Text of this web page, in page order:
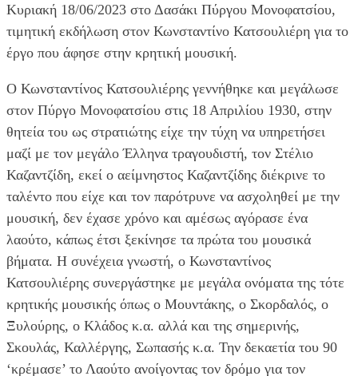
Κυριακή 18/06/2023 στο Δασάκι Πύργου Μονοφατσίου,
τιμητική εκδήλωση στον Κωνσταντίνο Κατσουλιέρη για το
έργο που άφησε στην κρητική μουσική.
Ο Κωνσταντίνος Κατσουλιέρης γεννήθηκε και μεγάλωσε
στον Πύργο Μονοφατσίου στις 18 Απριλίου 1930, στην
θητεία του ως στρατιώτης είχε την τύχη να υπηρετήσει
μαζί με τον μεγάλο Έλληνα τραγουδιστή, τον Στέλιο
Καζαντζίδη, εκεί ο αείμνηστος Καζαντζίδης διέκρινε το
ταλέντο που είχε και τον παρότρυνε να ασχοληθεί με την
μουσική, δεν έχασε χρόνο και αμέσως αγόρασε ένα
λαούτο, κάπως έτσι ξεκίνησε τα πρώτα του μουσικά
βήματα. Η συνέχεια γνωστή, ο Κωνσταντίνος
Κατσουλιέρης συνεργάστηκε με μεγάλα ονόματα της τότε
κρητικής μουσικής όπως ο Μουντάκης, ο Σκορδαλός, ο
Ξυλούρης, ο Κλάδος κ.α. αλλά και της σημερινής,
Σκουλάς, Καλλέργης, Σωπασής κ.α. Την δεκαετία του 90
‘κρέμασε’ το Λαούτο ανοίγοντας τον δρόμο για τον